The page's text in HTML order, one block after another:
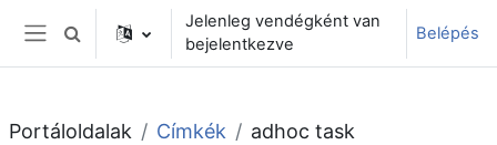
Tovább a fő tartalomhoz
Oldalpanel
Keresési bemeneti adatok váltása
Jelenleg vendégként van
bejelentkezve
Belépés
Portáloldalak Címkék adhoc task